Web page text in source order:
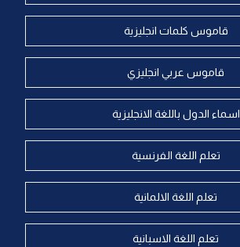
قاموس كلمات انجليزية
قاموس عربي انجليزي
اسماء الدول باللغة الانجليزية
تعلم اللغة الفرنسية
تعلم اللغة الالمانية
تعلم اللغة الاسبانية